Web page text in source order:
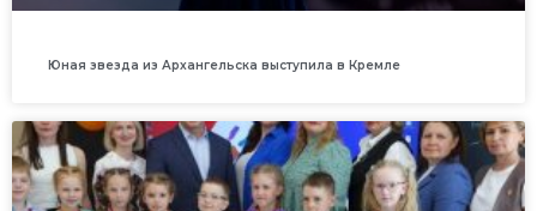
Юная звезда из Архангельска выступила в Кремле